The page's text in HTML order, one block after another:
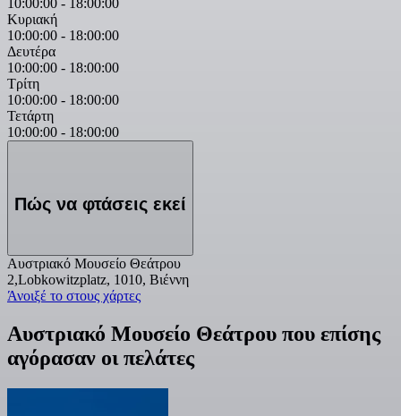
10:00:00 -
18:00:00
Κυριακή
10:00:00 - 18:00:00
Δευτέρα
10:00:00 - 18:00:00
Τρίτη
10:00:00 - 18:00:00
Τετάρτη
10:00:00 - 18:00:00
Πώς να φτάσεις εκεί
Αυστριακό Μουσείο Θεάτρου
2,Lobkowitzplatz, 1010, Βιέννη
Άνοιξέ το στους χάρτες
Αυστριακό Μουσείο Θεάτρου που επίσης
αγόρασαν οι πελάτες